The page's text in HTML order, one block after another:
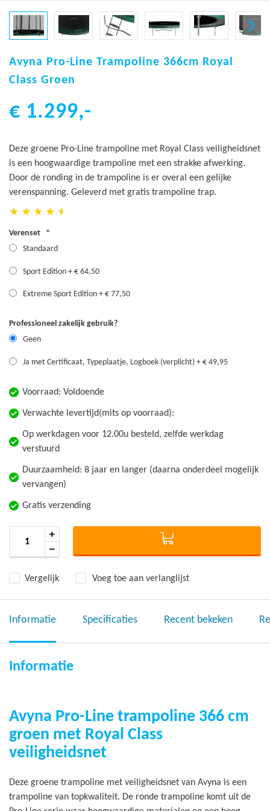
naar
het
van
gallerij
Avyna Pro-Line Trampoline 366cm Royal
Class Groen
€ 1.299,-
Deze groene Pro-Line trampoline met Royal Class veiligheidsnet
is een hoogwaardige trampoline met een strakke afwerking.
Door de ronding in de trampoline is er overal een gelijke
verenspanning. Geleverd met gratis trampoline trap.
Verenset
Standaard
Sport Edition + € 64,50
Extreme Sport Edition + € 77,50
Professioneel zakelijk gebruik?
Geen
Ja met Certificaat, Typeplaatje, Logboek (verplicht) + € 49,95
Voorraad: Voldoende
Verwachte levertijd(mits op voorraad):
Op werkdagen voor 12.00u besteld, zelfde werkdag
verstuurd
Duurzaamheid: 8 jaar en langer (daarna onderdeel mogelijk
vervangen)
Gratis verzending
Vergelijk Voeg toe aan verlanglijst
Informatie Specificaties Recent bekeken
Informatie
Avyna Pro-Line trampoline 366 cm
groen met Royal Class
veiligheidsnet
Deze groene trampoline met veiligheidsnet van Avyna is een
trampoline van topkwaliteit. De ronde trampoline komt uit de